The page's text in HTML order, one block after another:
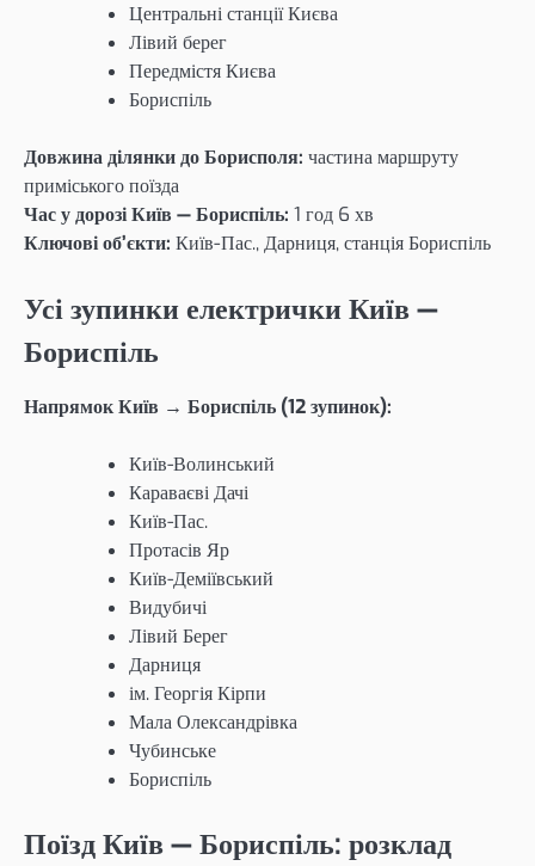
Центральні станції Києва
Лівий берег
Передмістя Києва
Бориспіль
Довжина ділянки до Борисполя: частина маршруту
приміського поїзда
Час у дорозі Київ — Бориспіль: 1 год 6 хв
Ключові об’єкти: Київ-Пас., Дарниця, станція Бориспіль
Усі зупинки електрички Київ —
Бориспіль
Напрямок Київ → Бориспіль (12 зупинок):
Київ-Волинський
Караваєві Дачі
Київ-Пас.
Протасів Яр
Київ-Деміївський
Видубичі
Лівий Берег
Дарниця
ім. Георгія Кірпи
Мала Олександрівка
Чубинське
Бориспіль
Поїзд Київ — Бориспіль: розклад